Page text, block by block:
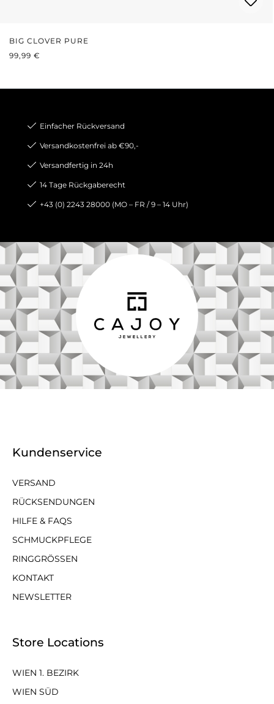
BIG CLOVER PURE
REGULÄRER PREIS:
99,99 €
Einfacher Rückversand
Versandkostenfrei ab €90,-
Versandfertig in 24h
14 Tage Rückgaberecht
+43 (0) 2243 28000 (MO – FR / 9 – 14 Uhr)
Kundenservice
VERSAND
RÜCKSENDUNGEN
HILFE & FAQS
SCHMUCKPFLEGE
RINGGRÖSSEN
KONTAKT
NEWSLETTER
Store Locations
WIEN 1. BEZIRK
WIEN SÜD